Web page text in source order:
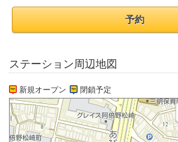
予約
ステーション周辺地図
新規オープン 閉鎖予定